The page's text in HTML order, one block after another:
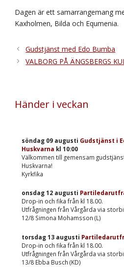
Dagen är ett samarrangemang
Kaxholmen, Bilda och Equmenia.
Gudstjänst med Edo Bumba
VALBORG PÅ ÄNGSBERGS
Händer i veckan
söndag 09 augusti Gudstjänst i
Huskvarna kl 10:00
Välkommen till gemensam
Huskvarna!
Kyrkfika
onsdag 12 augusti
Drop-in och fika från kl 18.00.
Utfrågningen från Vårgårda via
12/8 Simona Mohamsson (L)
torsdag 13 augusti
Drop-in och fika från kl 18.00.
Utfrågningen från Vårgårda via
13/8 Ebba Busch (KD)